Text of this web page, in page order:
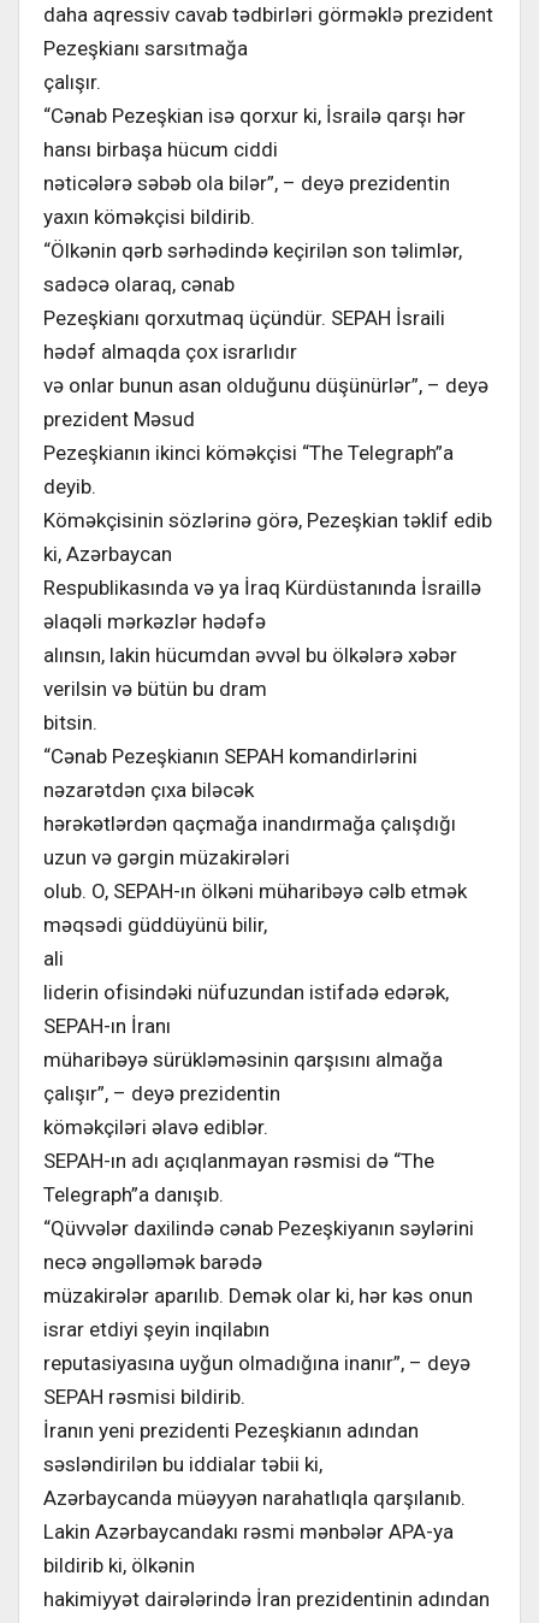
daha aqressiv cavab tədbirləri görməklə prezident
Pezeşkianı sarsıtmağa
çalışır.
“Cənab Pezeşkian isə qorxur ki, İsrailə qarşı hər
hansı birbaşa hücum ciddi
nəticələrə səbəb ola bilər”, – deyə prezidentin
yaxın köməkçisi bildirib.
“Ölkənin qərb sərhədində keçirilən son təlimlər,
sadəcə olaraq, cənab
Pezeşkianı qorxutmaq üçündür. SEPAH İsraili
hədəf almaqda çox israrlıdır
və onlar bunun asan olduğunu düşünürlər”, – deyə
prezident Məsud
Pezeşkianın ikinci köməkçisi “The Telegraph”a
deyib.
Köməkçisinin sözlərinə görə, Pezeşkian təklif edib
ki, Azərbaycan
Respublikasında və ya İraq Kürdüstanında İsraillə
əlaqəli mərkəzlər hədəfə
alınsın, lakin hücumdan əvvəl bu ölkələrə xəbər
verilsin və bütün bu dram
bitsin.
“Cənab Pezeşkianın SEPAH komandirlərini
nəzarətdən çıxa biləcək
hərəkətlərdən qaçmağa inandırmağa çalışdığı
uzun və gərgin müzakirələri
olub. O, SEPAH-ın ölkəni müharibəyə cəlb etmək
məqsədi güddüyünü bilir,
ali
liderin ofisindəki nüfuzundan istifadə edərək,
SEPAH-ın İranı
müharibəyə sürükləməsinin qarşısını almağa
çalışır”, – deyə prezidentin
köməkçiləri əlavə ediblər.
SEPAH-ın adı açıqlanmayan rəsmisi də “The
Telegraph”a danışıb.
“Qüvvələr daxilində cənab Pezeşkiyanın səylərini
necə əngəlləmək barədə
müzakirələr aparılıb. Demək olar ki, hər kəs onun
israr etdiyi şeyin inqilabın
reputasiyasına uyğun olmadığına inanır”, – deyə
SEPAH rəsmisi bildirib.
İranın yeni prezidenti Pezeşkianın adından
səsləndirilən bu iddialar təbii ki,
Azərbaycanda müəyyən narahatlıqla qarşılanıb.
Lakin Azərbaycandakı rəsmi mənbələr APA-ya
bildirib ki, ölkənin
hakimiyyət dairələrində İran prezidentinin adından